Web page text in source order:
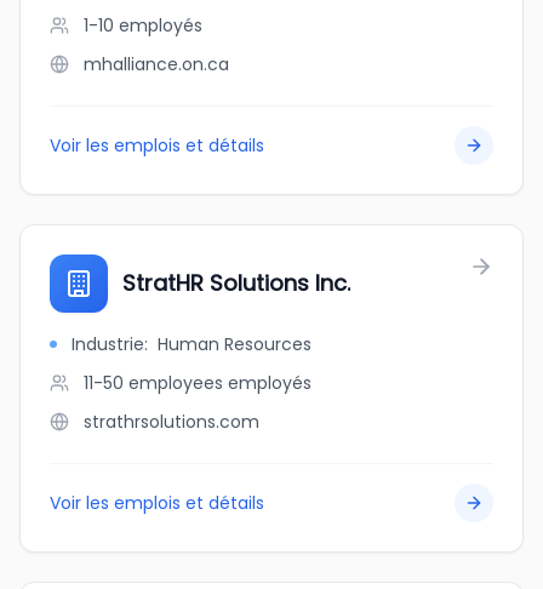
1-10 employés
mhalliance.on.ca
Voir les emplois et détails
StratHR Solutions Inc.
Industrie: Human Resources
11-50 employees employés
strathrsolutions.com
Voir les emplois et détails